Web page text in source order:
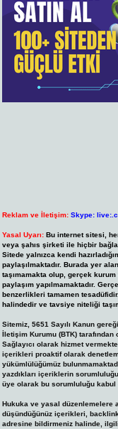
Reklam ve İletişim: Skype:
Yasal Uyarı: Bu internet sitesi,
veya şahıs şirketi ile hiçbir
Sitede yalnızca kendi
paylaşılmaktadır. Burada yer
taşımamakta olup, gerçek
paylaşım yapılmamaktadır.
benzerlikleri tamamen
halindedir ve tavsiye niteliği
Sitemiz, 5651 Sayılı Kanun
İletişim Kurumu (BTK) tarafından
Sağlayıcı olarak hizmet
içerikleri proaktif olarak
yükümlülüğümüz
yazdıkları içeriklerin
üye olarak bu sorumluluğu kabul
Hukuka ve yasal düzenlemelere
düşündüğünüz içerikleri,
adresine bildirmeniz halinde,